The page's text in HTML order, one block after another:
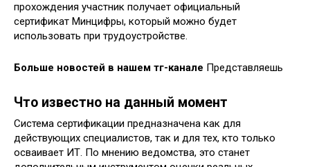
прохождения участник получает официальный
сертификат Минцифры, который можно будет
использовать при трудоустройстве.
Больше новостей в нашем тг-канале Представляешь
Что известно на данный момент
Система сертификации предназначена как для
действующих специалистов, так и для тех, кто только
осваивает ИТ. По мнению ведомства, это станет